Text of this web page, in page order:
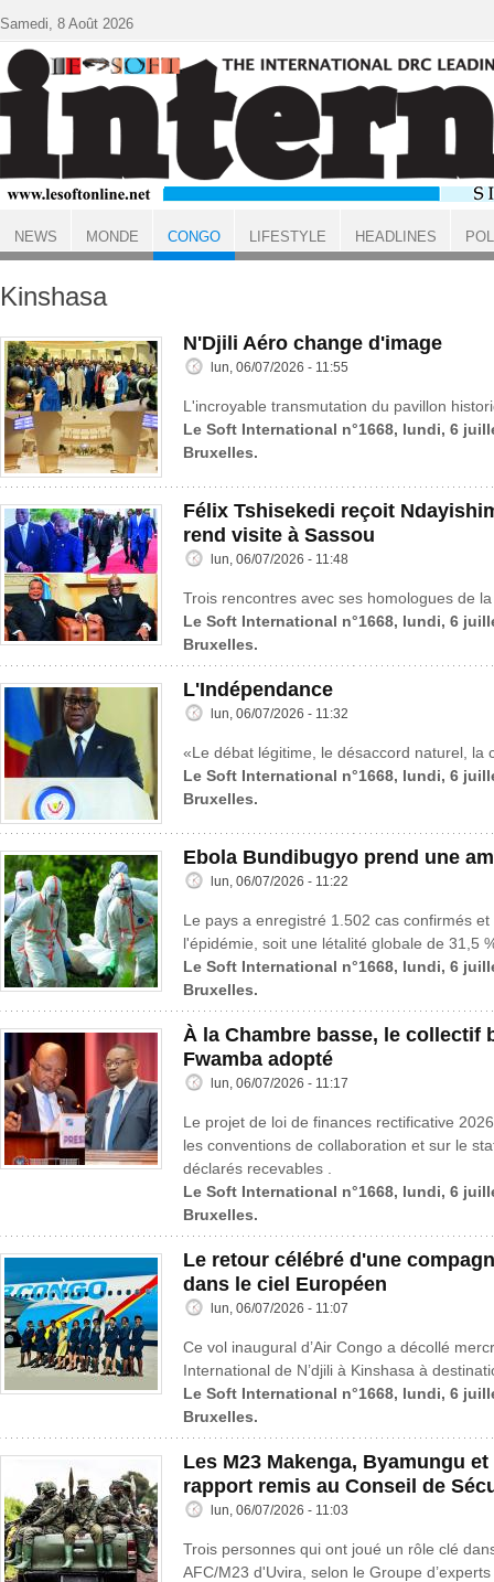
ACCUEIL CONGO
Kinshasa
N'Djili Aéro change d'image
lun, 06/07/2026 - 11:55
L'incroyable transmutation du pavillon
Le Soft International n°1668, lundi, 6
Bruxelles.
Félix Tshisekedi reçoit
rend visite à Sassou
lun, 06/07/2026 - 11:48
Trois rencontres avec ses homologues de
Le Soft International n°1668, lundi, 6
Bruxelles.
L'Indépendance
lun, 06/07/2026 - 11:32
«Le débat légitime, le désaccord naturel, la
Le Soft International n°1668, lundi, 6
Bruxelles.
Ebola Bundibugyo prend une
lun, 06/07/2026 - 11:22
Le pays a enregistré 1.502 cas confirmés
l'épidémie, soit une létalité globale de 31,5
Le Soft International n°1668, lundi, 6
Bruxelles.
À la Chambre basse, le collectif
Fwamba adopté
lun, 06/07/2026 - 11:17
Le projet de loi de finances rectificative
les conventions de collaboration et sur le
déclarés recevables .
Le Soft International n°1668, lundi, 6
Bruxelles.
Le retour célébré d'une
dans le ciel Européen
lun, 06/07/2026 - 11:07
Ce vol inaugural d’Air Congo a décollé
International de N’djili à Kinshasa à
Le Soft International n°1668, lundi, 6
Bruxelles.
Les M23 Makenga, Byamungu
rapport remis au Conseil de
lun, 06/07/2026 - 11:03
Trois personnes qui ont joué un rôle clé
AFC/M23 d'Uvira, selon le Groupe
Samedi, 8 Août 2026
NEWS MONDE CONGO LIFESTYLE HEADLINES